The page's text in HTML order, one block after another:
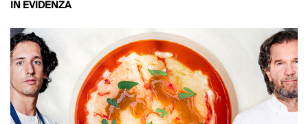
IN EVIDENZA